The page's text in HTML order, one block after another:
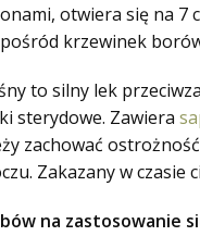
otwiera się na 7
krzewinek
to silny lek
sterydowe. Zawiera
zachować
Zakazany w czasie
na zastosowanie